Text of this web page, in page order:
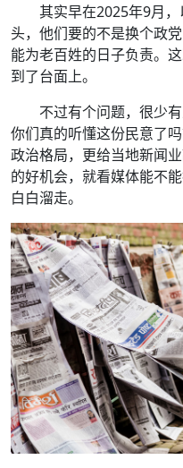
其实早在2025年9月
头，他们要的不是换个政
能为老百姓的日子负责。
到了台面上。
不过有个问题，很少
你们真的听懂这份民意了
政治格局，更给当地新闻
的好机会，就看媒体能不
白白溜走。